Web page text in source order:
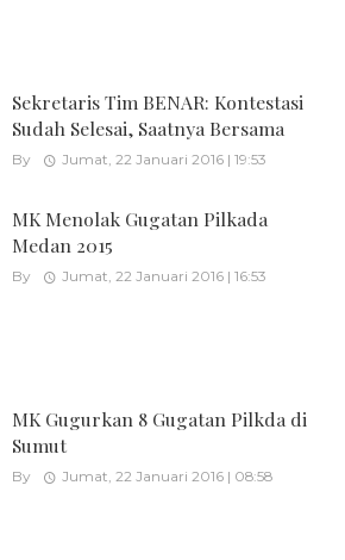
Sekretaris Tim BENAR: Kontestasi
Sudah Selesai, Saatnya Bersama
By Jumat, 22 Januari 2016 | 19:53
MK Menolak Gugatan Pilkada
Medan 2015
By Jumat, 22 Januari 2016 | 16:53
MK Gugurkan 8 Gugatan Pilkda di
Sumut
By Jumat, 22 Januari 2016 | 08:58